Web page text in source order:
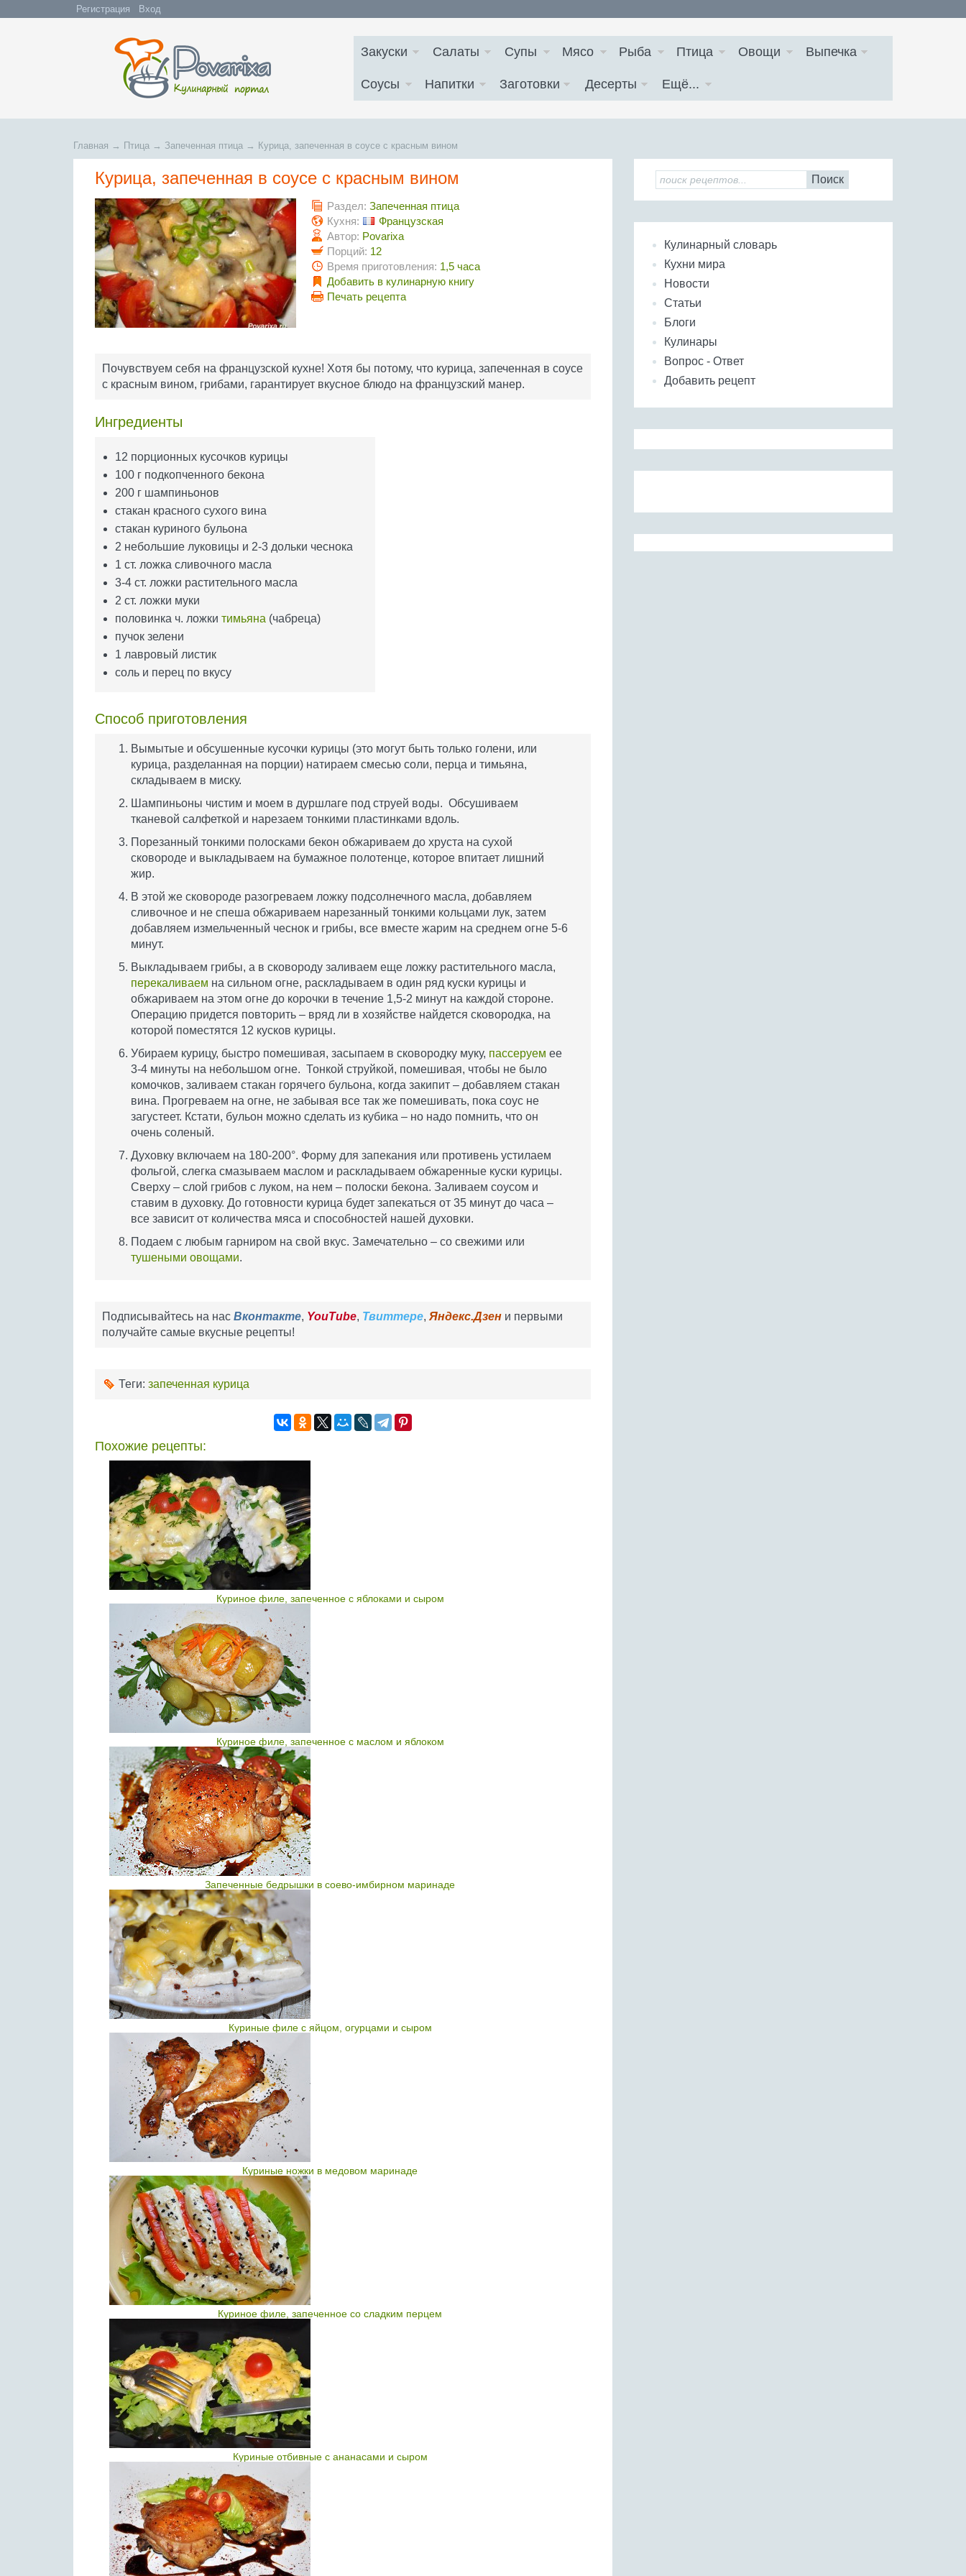
Регистрация Вход
Закуски Салаты Супы Мясо Рыба Птица Овощи Выпечка
Соусы Напитки Заготовки Десерты Ещё...
Главная → Птица → Запеченная птица → Курица, запеченная в соусе с красным вином
Курица, запеченная в соусе с красным вином
Раздел: Запеченная птица
Кухня:
Французская
Автор: Povarixa
Порций: 12
Время приготовления: 1,5 часа
Добавить в кулинарную книгу
Печать рецепта
Почувствуем себя на французской кухне! Хотя бы потому, что курица, запеченная в соусе
с красным вином, грибами, гарантирует вкусное блюдо на французский манер.
Ингредиенты
12 порционных кусочков курицы
100 г подкопченного бекона
200 г шампиньонов
стакан красного сухого вина
стакан куриного бульона
2 небольшие луковицы и 2-3 дольки чеснока
1 ст. ложка сливочного масла
3-4 ст. ложки растительного масла
2 ст. ложки муки
половинка ч. ложки тимьяна (чабреца)
пучок зелени
1 лавровый листик
соль и перец по вкусу
Способ приготовления
Вымытые и обсушенные кусочки курицы (это могут быть только голени, или
курица, разделанная на порции) натираем смесью соли, перца и тимьяна,
складываем в миску.
Шампиньоны чистим и моем в дуршлаге под струей воды. Обсушиваем
тканевой салфеткой и нарезаем тонкими пластинками вдоль.
Порезанный тонкими полосками бекон обжариваем до хруста на сухой
сковороде и выкладываем на бумажное полотенце, которое впитает лишний
жир.
В этой же сковороде разогреваем ложку подсолнечного масла, добавляем
сливочное и не спеша обжариваем нарезанный тонкими кольцами лук, затем
добавляем измельченный чеснок и грибы, все вместе жарим на среднем огне 5-6
минут.
Выкладываем грибы, а в сковороду заливаем еще ложку растительного масла,
перекаливаем на сильном огне, раскладываем в один ряд куски курицы и
обжариваем на этом огне до корочки в течение 1,5-2 минут на каждой стороне.
Операцию придется повторить – вряд ли в хозяйстве найдется сковородка, на
которой поместятся 12 кусков курицы.
Убираем курицу, быстро помешивая, засыпаем в сковородку муку, пассеруем ее
3-4 минуты на небольшом огне. Тонкой струйкой, помешивая, чтобы не было
комочков, заливаем стакан горячего бульона, когда закипит – добавляем стакан
вина. Прогреваем на огне, не забывая все так же помешивать, пока соус не
загустеет. Кстати, бульон можно сделать из кубика – но надо помнить, что он
очень соленый.
Духовку включаем на 180-200°. Форму для запекания или противень устилаем
фольгой, слегка смазываем маслом и раскладываем обжаренные куски курицы.
Сверху – слой грибов с луком, на нем – полоски бекона. Заливаем соусом и
ставим в духовку. До готовности курица будет запекаться от 35 минут до часа –
все зависит от количества мяса и способностей нашей духовки.
Подаем с любым гарниром на свой вкус. Замечательно – со свежими или
тушеными овощами.
Подписывайтесь на нас Вконтакте, YouTube, Твиттере, Яндекс.Дзен и первыми
получайте самые вкусные рецепты!
Теги: запеченная курица
Похожие рецепты:
Куриное филе, запеченное с яблоками и сыром
Куриное филе, запеченное с маслом и яблоком
Запеченные бедрышки в соево-имбирном маринаде
Куриные филе с яйцом, огурцами и сыром
Куриные ножки в медовом маринаде
Куриное филе, запеченное со сладким перцем
Куриные отбивные с ананасами и сыром
Поиск
Кулинарный словарь
Кухни мира
Новости
Статьи
Блоги
Кулинары
Вопрос - Ответ
Добавить рецепт